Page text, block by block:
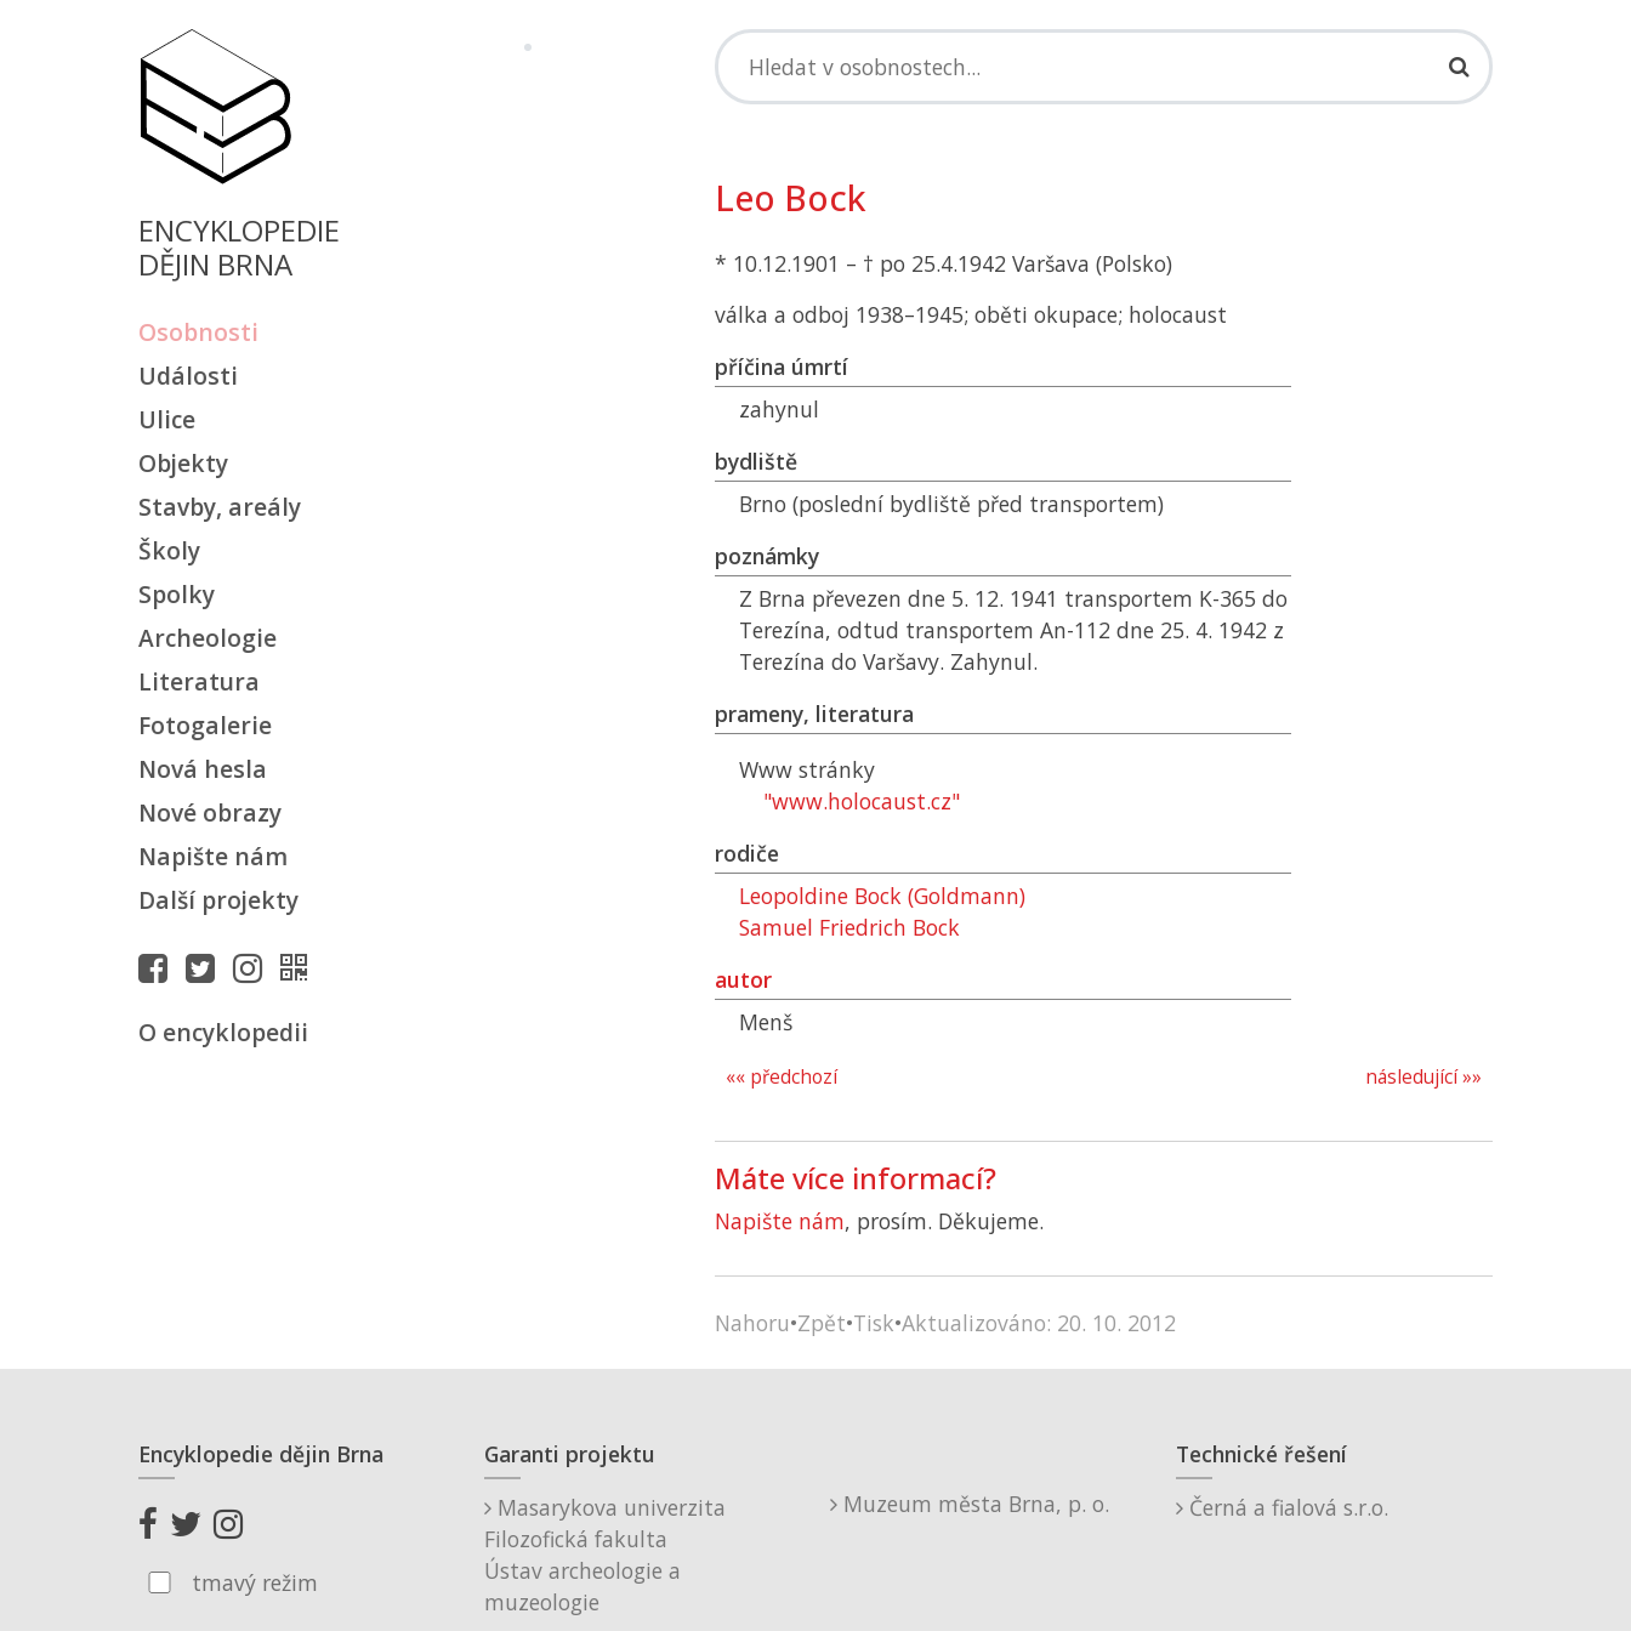
ENCYKLOPEDIE
DĚJIN BRNA
Osobnosti
Události
Ulice
Objekty
Stavby, areály
Školy
Spolky
Archeologie
Literatura
Fotogalerie
Nová hesla
Nové obrazy
Napište nám
Další projekty
O encyklopedii
Leo Bock
* 10.12.1901 – † po 25.4.1942 Varšava (Polsko)
válka a odboj 1938–1945; oběti okupace; holocaust
příčina úmrtí
zahynul
bydliště
Brno (poslední bydliště před transportem)
poznámky
Z Brna převezen dne 5. 12. 1941 transportem K-365 do
Terezína, odtud transportem An-112 dne 25. 4. 1942 z
Terezína do Varšavy. Zahynul.
prameny, literatura
Www stránky
"www.holocaust.cz"
rodiče
Leopoldine Bock (Goldmann)
Samuel Friedrich Bock
autor
Menš
následující »»
«« předchozí
Máte více informací?
Napište nám, prosím. Děkujeme.
Nahoru•Zpět•Tisk•Aktualizováno: 20. 10. 2012
Encyklopedie dějin Brna
tmavý režim
Garanti projektu
Masarykova univerzita
Filozofická fakulta
Ústav archeologie a
muzeologie
Muzeum města Brna, p. o.
Technické řešení
Černá a fialová s.r.o.